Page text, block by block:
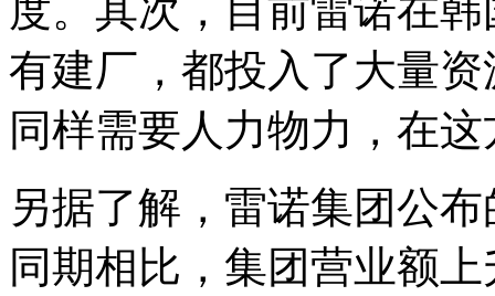
度。其次，目前雷诺在
有建厂，都投入了大量
同样需要人力物力，在
另据了解，雷诺集团公
同期相比，集团营业额